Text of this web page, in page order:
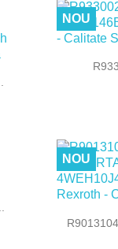

NOU

NOU